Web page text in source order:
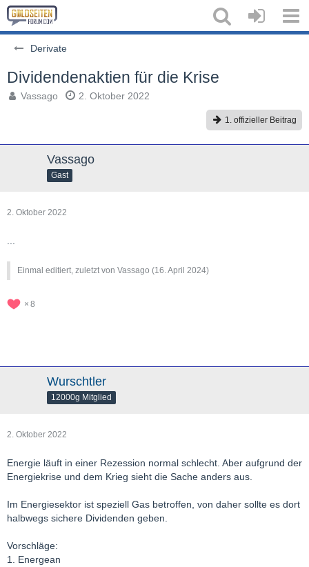
Derivate
Dividendenaktien für die Krise
Vassago 2. Oktober 2022
1. offizieller Beitrag
Vassago
Gast
2. Oktober 2022
Einmal editiert, zuletzt von Vassago (16. April 2024)
8
Wurschtler
12000g Mitglied
2. Oktober 2022
Energie läuft in einer Rezession normal schlecht. Aber aufgrund der
Energiekrise und dem Krieg sieht die Sache anders aus.
Im Energiesektor ist speziell Gas betroffen, von daher sollte es dort
halbwegs sichere Dividenden geben.
Vorschläge:
1. Energean